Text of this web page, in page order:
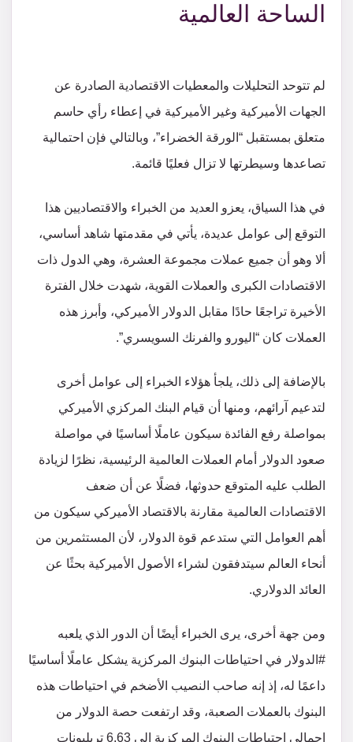
الساحة العالمية
لم تتوحد التحليلات والمعطيات الاقتصادية الصادرة عن
الجهات الأميركية وغير الأميركية في إعطاء رأي حاسم
متعلق بمستقبل “الورقة الخضراء”، وبالتالي فإن احتمالية
تصاعدها وسيطرتها لا تزال فعليًا قائمة.
في هذا السياق، يعزو العديد من الخبراء والاقتصاديين هذا
التوقع إلى عوامل عديدة، يأتي في مقدمتها شاهد أساسي،
ألا وهو أن جميع عملات مجموعة العشرة، وهي الدول ذات
الاقتصادات الكبرى والعملات القوية، شهدت خلال الفترة
الأخيرة تراجعًا حادًا مقابل الدولار الأميركي، وأبرز هذه
العملات كان “اليورو والفرنك السويسري”.
بالإضافة إلى ذلك، يلجأ هؤلاء الخبراء إلى عوامل أخرى
لتدعيم آرائهم، ومنها أن قيام البنك المركزي الأميركي
بمواصلة رفع الفائدة سيكون عاملًا أساسيًا في مواصلة
صعود الدولار أمام العملات العالمية الرئيسية، نظرًا لزيادة
الطلب عليه المتوقع حدوثها، فضلًا عن أن ضعف
الاقتصادات العالمية مقارنة بالاقتصاد الأميركي سيكون من
أهم العوامل التي ستدعم قوة الدولار، لأن المستثمرين من
أنحاء العالم سيتدفقون لشراء الأصول الأميركية بحثًا عن
العائد الدولاري.
ومن جهة أخرى، يرى الخبراء أيضًا أن الدور الذي يلعبه
#الدولار في احتياطات البنوك المركزية يشكل عاملًا أساسيًا
داعمًا له، إذ إنه صاحب النصيب الأضخم في احتياطات هذه
البنوك بالعملات الصعبة، وقد ارتفعت حصة الدولار من
إجمالي احتياطات البنوك المركزية إلى 6.63 تريليونات